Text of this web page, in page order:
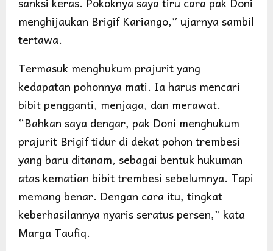
menghijaukan Brigif Kariango,” ujarnya sambil
tertawa.
Termasuk menghukum prajurit yang
kedapatan pohonnya mati. Ia harus mencari
bibit pengganti, menjaga, dan merawat.
“Bahkan saya dengar, pak Doni menghukum
prajurit Brigif tidur di dekat pohon trembesi
yang baru ditanam, sebagai bentuk hukuman
atas kematian bibit trembesi sebelumnya. Tapi
memang benar. Dengan cara itu, tingkat
keberhasilannya nyaris seratus persen,” kata
Marga Taufiq.